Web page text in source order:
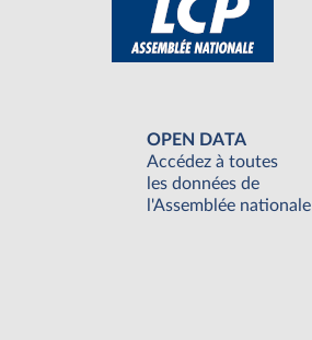
OPEN DATA
Accédez à toutes
les données de
l'Assemblée nationale